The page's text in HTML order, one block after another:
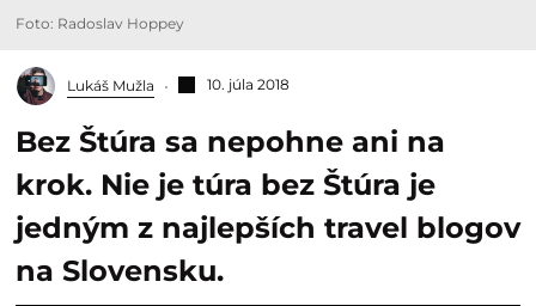
Foto: Radoslav Hoppey
Lukáš Mužla 10. júla 2018
Bez Štúra sa nepohne ani na
krok. Nie je túra bez Štúra je
jedným z najlepších travel blogov
na Slovensku.